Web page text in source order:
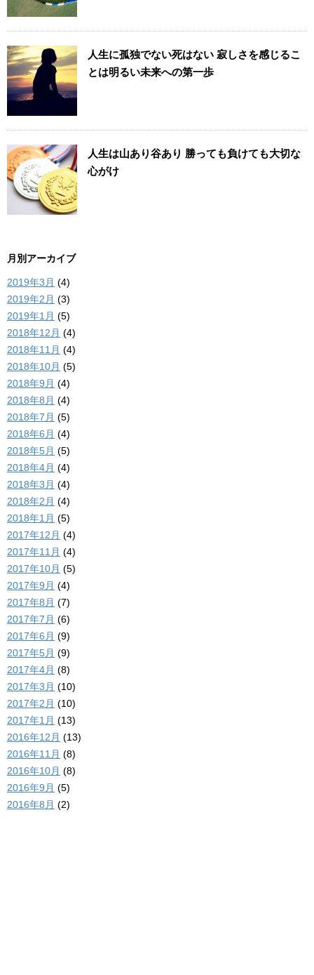
人生に孤独でない死はない 寂しさを感じるこ
とは明るい未来への第一歩
人生は山あり谷あり 勝っても負けても大切な
心がけ
月別アーカイブ
2019年3月 (4)
2019年2月 (3)
2019年1月 (5)
2018年12月 (4)
2018年11月 (4)
2018年10月 (5)
2018年9月 (4)
2018年8月 (4)
2018年7月 (5)
2018年6月 (4)
2018年5月 (5)
2018年4月 (4)
2018年3月 (4)
2018年2月 (4)
2018年1月 (5)
2017年12月 (4)
2017年11月 (4)
2017年10月 (5)
2017年9月 (4)
2017年8月 (7)
2017年7月 (6)
2017年6月 (9)
2017年5月 (9)
2017年4月 (8)
2017年3月 (10)
2017年2月 (10)
2017年1月 (13)
2016年12月 (13)
2016年11月 (8)
2016年10月 (8)
2016年9月 (5)
2016年8月 (2)